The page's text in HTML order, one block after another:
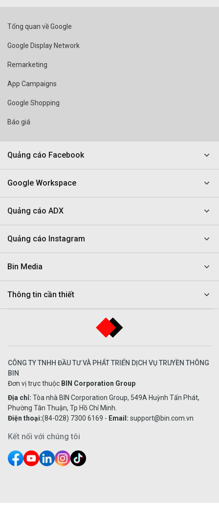
Tổng quan về Google
Google Display Network
Remarketing
App Campaigns
Google Shopping
Báo giá
Quảng cáo Facebook
Google Workspace
Quảng cáo ADX
Quảng cáo Instagram
Bin Media
Thông tin cần thiết
CÔNG TY TNHH ĐẦU TƯ VÀ PHÁT TRIỂN DỊCH VỤ TRUYỀN THÔNG
BIN
Đơn vị trực thuộc BIN Corporation Group
Địa chỉ: Tòa nhà BIN Corporation Group, 549A Huỳnh Tấn Phát,
Phường Tân Thuận, Tp Hồ Chí Minh.
Điện thoại:(84-028) 7300 6169 - Email: support@bin.com.vn
Kết nối với chúng tôi